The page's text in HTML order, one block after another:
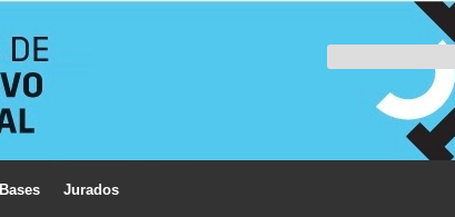
Bases Jurados